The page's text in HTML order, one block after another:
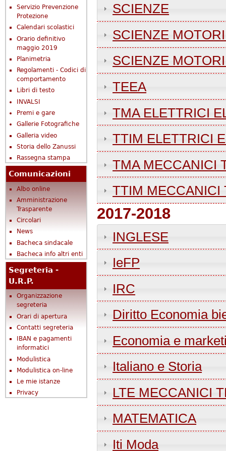
SCIENZE
SCIENZE
SCIENZE
TEEA
TMA ELETTRICI
TTIM ELETTRICI
TMA MECCANICI
TTIM MECCANICI
2017-2018
INGLESE
IeFP
IRC
Diritto Economia
Economia e
Italiano e Storia
LTE MECCANICI
MATEMATICA
Iti Moda
Servizio Prevenzione
Protezione
Calendari scolastici
Orario definitivo
maggio 2019
Planimetria
Regolamenti - Codici di
comportamento
Libri di testo
INVALSI
Premi e gare
Gallerie Fotografiche
Galleria video
Storia dello Zanussi
Rassegna stampa
Comunicazioni
Albo online
Amministrazione
Trasparente
Circolari
News
Bacheca sindacale
Bacheca info altri enti
Segreteria -
U.R.P.
Organizzazione
segreteria
Orari di apertura
Contatti segreteria
IBAN e pagamenti
informatici
Modulistica
Modulistica on-line
Le mie istanze
Privacy